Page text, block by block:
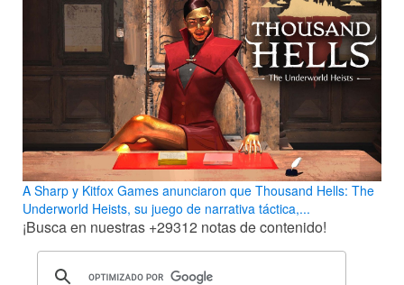
A Sharp y Kitfox Games anunciaron que Thousand Hells: The
Underworld Heists, su juego de narrativa táctica,...
¡Busca en nuestras +29312 notas de contenido!